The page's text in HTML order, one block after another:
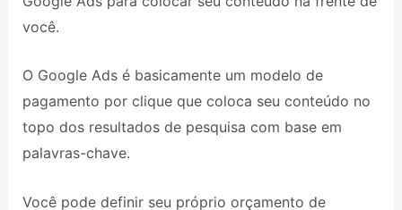
você.
O Google Ads é basicamente um modelo de
pagamento por clique que coloca seu conteúdo no
topo dos resultados de pesquisa com base em
palavras-chave.
Você pode definir seu próprio orçamento de